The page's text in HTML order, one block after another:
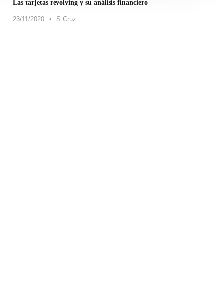
Las tarjetas revolving y su análisis financiero
23/11/2020 • S.Cruz